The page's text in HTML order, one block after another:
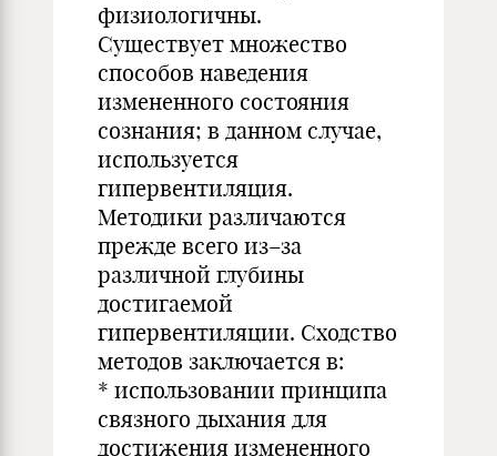
физиологичны.
Существует множество
способов наведения
измененного состояния
сознания; в данном случае,
используется
гипервентиляция.
Методики различаются
прежде всего из–за
различной глубины
достигаемой
гипервентиляции. Сходство
методов заключается в:
* использовании принципа
связного дыхания для
достижения измененного